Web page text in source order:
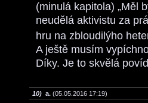
(minulá kapitola) „Měl
neudělá aktivistu za
hru na zbloudilýho
A ještě musím
Díky. Je to skvělá
10) a. (05.05.2016 17:19)